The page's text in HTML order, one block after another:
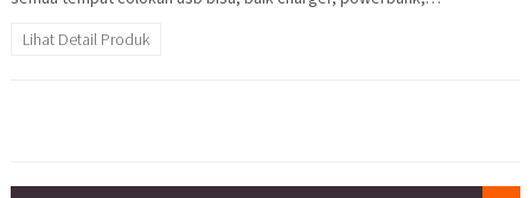
Lihat Detail Produk